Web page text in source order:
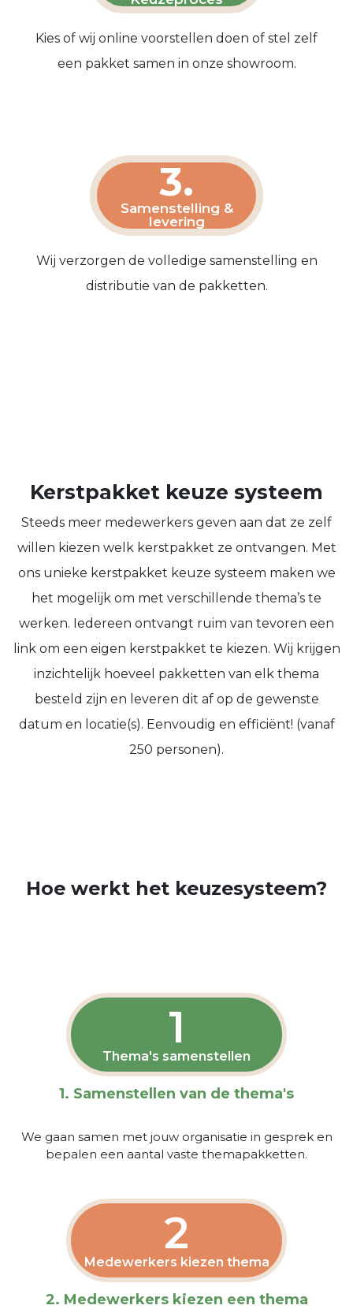
Kies of wij online voorstellen doen of stel zelf
een pakket samen in onze showroom.
3.
Samenstelling &
levering
Wij verzorgen de volledige samenstelling en
distributie van de pakketten.
Kerstpakket keuze systeem
Steeds meer medewerkers geven aan dat ze zelf
willen kiezen welk kerstpakket ze ontvangen. Met
ons unieke kerstpakket keuze systeem maken we
het mogelijk om met verschillende thema’s te
werken. Iedereen ontvangt ruim van tevoren een
link om een eigen kerstpakket te kiezen. Wij krijgen
inzichtelijk hoeveel pakketten van elk thema
besteld zijn en leveren dit af op de gewenste
datum en locatie(s). Eenvoudig en efficiënt! (vanaf
250 personen).
Hoe werkt het keuzesysteem?
1
Thema's samenstellen
1. Samenstellen van de thema's
We gaan samen met jouw organisatie in gesprek en
bepalen een aantal vaste themapakketten.
2
Medewerkers kiezen thema
2. Medewerkers kiezen een thema